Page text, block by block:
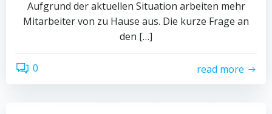
Aufgrund der aktuellen Situation arbeiten mehr
Mitarbeiter von zu Hause aus. Die kurze Frage an
den […]
0 read more